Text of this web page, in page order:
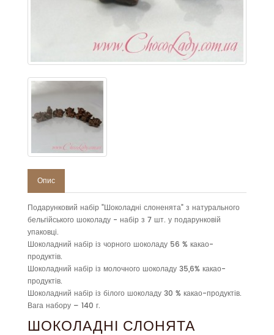
Опис
Подарунковий набір "Шоколадні слоненята" з натурального
бельгійського шоколаду - набір з 7 шт. у подарунковій
упаковці.
Шоколадний набір із чорного шоколаду 56 % какао-
продуктів.
Шоколадний набір із молочного шоколаду 35,6% какао-
продуктів.
Шоколадний набір із білого шоколаду 30 % какао-продуктів.
Вага набору – 140 г.
ШОКОЛАДНІ СЛОНЯТА